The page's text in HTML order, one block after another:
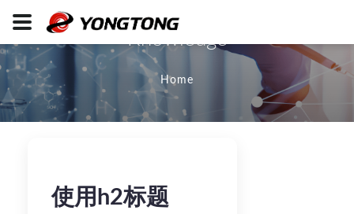
Knowledge
Home
使用h2标题